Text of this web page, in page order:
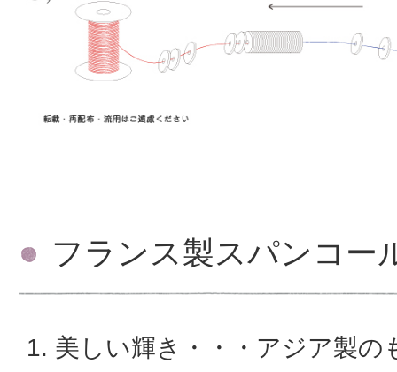
フランス製スパンコー
美しい輝き・・・アジア製の